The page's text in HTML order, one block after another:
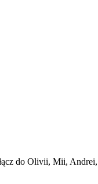
do Olivii, Mii,